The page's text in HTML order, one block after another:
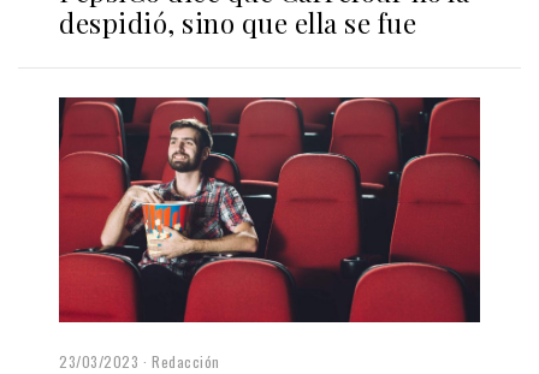
despidió, sino que ella se fue
23/03/2023 Redacción